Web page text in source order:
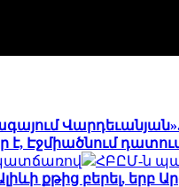
է, Էջմիածնում
պատճառով
ՀԲԸՄ-ն
քթից բերել,